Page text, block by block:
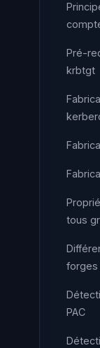
Pré-
krbtgt
tous
forges
PAC